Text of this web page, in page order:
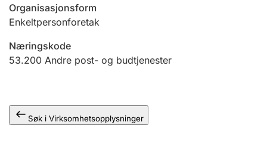
Ektepaktveileder
Offentlig sektor
Organisasjonsform
Enkeltpersonforetak
Næringskode
53.200 Andre post- og budtjenester
Søk i Virksomhetsopplysninger